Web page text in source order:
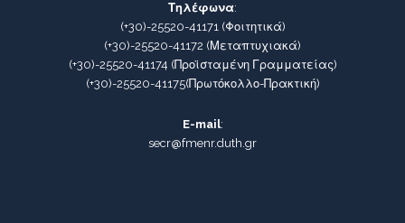
Τηλέφωνα:
(+30)-25520-41171(Φοιτητικά)
(+30)-25520-41172 (Μεταπτυχιακά)
(+30)-25520-41174 (Προϊσταμένη Γραμματείας)
(+30)-25520-41175(Πρωτόκολλο-Πρακτική)
E-mail:
secr@fmenr.duth.gr